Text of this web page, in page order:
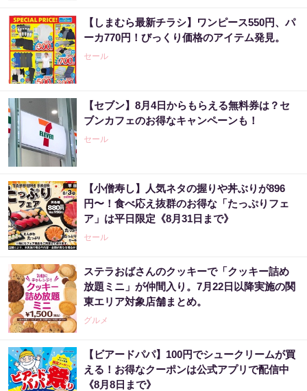
【しまむら最新チラシ】ワンピース550円、パ
ーカ770円！びっくり価格のアイテム発見。
セール
【セブン】8月4日からもらえる無料券は？セ
ブンカフェのお得なキャンペーンも！
セール
【小僧寿し】人気ネタの握りや丼ぶりが896
円〜！食べ応え抜群のお得な「たっぷりフェ
ア」は平日限定《8月31日まで》
セール
ステラおばさんのクッキーで「クッキー詰め
放題ミニ」が仲間入り。7月22日以降実施の関
東エリア対象店舗まとめ。
グルメ
【ビアードパパ】100円でシュークリームが買
える！お得なクーポンは公式アプリで配信中
《8月8日まで》